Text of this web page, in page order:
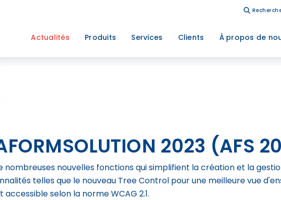
Actualités Produits Services Clients À propos de
2023 (AFS
nombreuses nouvelles fonctions qui simplifient la création et la
telles que le nouveau Tree Control pour une meilleure vue
selon la norme WCAG 2.1.